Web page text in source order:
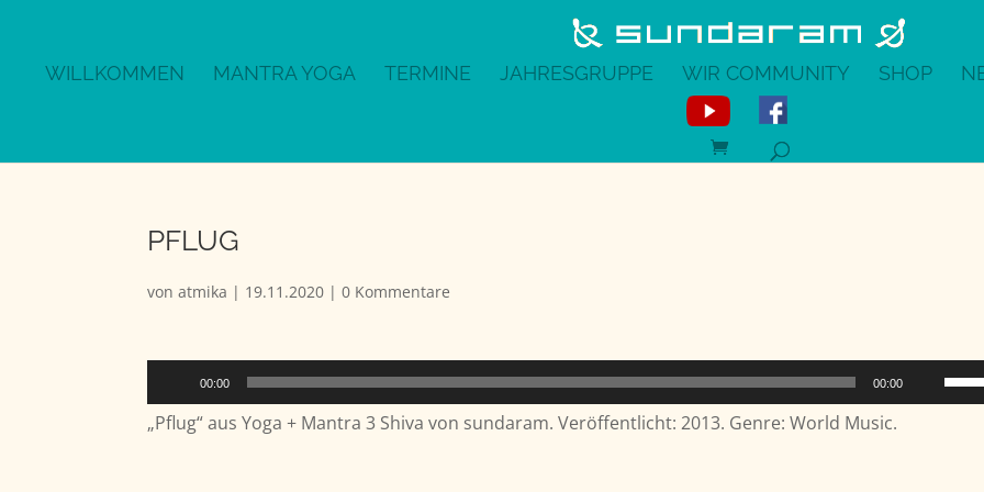
WILLKOMMEN MANTRA YOGA TERMINE JAHRESGRUPPE WIR COMMUNITY SHOP
PFLUG
vonatmika | 19.11.2020 |0 Kommentare
Audio-
Player
00:00 00:00
„Pflug“ aus Yoga + Mantra 3 Shiva von sundaram. Veröffentlicht: 2013. Genre: World Music.